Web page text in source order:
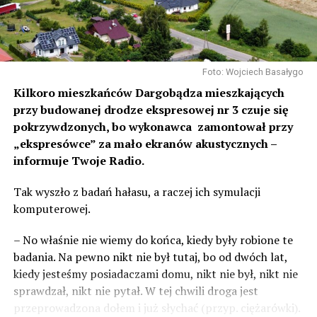
Foto: Wojciech Basałygo
Kilkoro mieszkańców Dargobądza mieszkających
przy budowanej drodze ekspresowej nr 3 czuje się
pokrzywdzonych, bo wykonawca zamontował przy
„ekspresówce” za mało ekranów akustycznych –
informuje Twoje Radio.
Tak wyszło z badań hałasu, a raczej ich symulacji
komputerowej.
– No właśnie nie wiemy do końca, kiedy były robione te
badania. Na pewno nikt nie był tutaj, bo od dwóch lat,
kiedy jesteśmy posiadaczami domu, nikt nie był, nikt nie
sprawdzał, nikt nie pytał. W tej chwili droga jest
przeprowadzona dołem i już słychać (przyp. ciężarówki).